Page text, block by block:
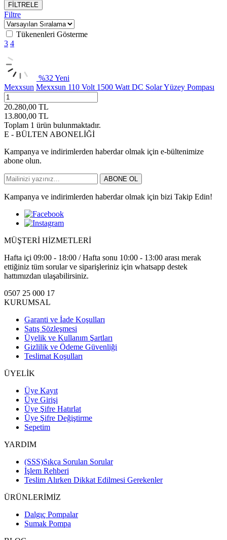
FİLTRELE
Filtre
Tükenenleri Gösterme
3 4
%32 Yeni
Mexxsun Mexxsun 110 Volt 1500 Watt DC Solar Yüzey Pompası
20.280,00 TL
13.800,00 TL
Toplam 1 ürün bulunmaktadır.
E - BÜLTEN ABONELİĞİ
Kampanya ve indirimlerden haberdar olmak için e-bültenimize
abone olun.
ABONE OL
Kampanya ve indirimlerden haberdar olmak için bizi Takip Edin!
MÜŞTERİ HİZMETLERİ
Hafta içi 09:00 - 18:00 / Hafta sonu 10:00 - 13:00 arası merak
ettiğiniz tüm sorular ve siparişleriniz için whatsapp destek
hattımızdan ulaşabilirsiniz.
0507 25 000 17
KURUMSAL
Garanti ve İade Koşulları
Satış Sözleşmesi
Üyelik ve Kullanım Şartları
Gizlilik ve Ödeme Güvenliği
Teslimat Koşulları
ÜYELİK
Üye Kayıt
Üye Girişi
Üye Şifre Hatırlat
Üye Şifre Değiştirme
Sepetim
YARDIM
(SSS)Sıkça Sorulan Sorular
İşlem Rehberi
Teslim Alırken Dikkat Edilmesi Gerekenler
ÜRÜNLERİMİZ
Dalgıç Pompalar
Sumak Pompa